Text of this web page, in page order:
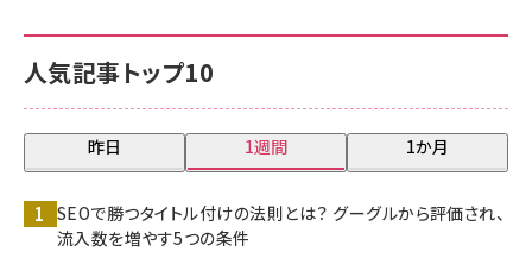
人気記事トップ10
昨日 1週間 1か月
SEOで勝つタイトル付けの法則とは？ グーグルから評価され、
流入数を増やす5つの条件